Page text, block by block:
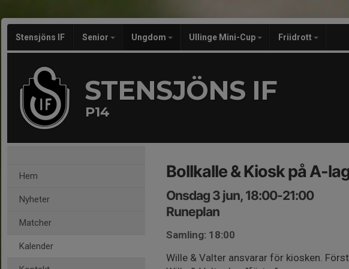
Stensjöns IF Senior Ungdom Ullinge Mini-Cup Friidrott
STENSJÖNS IF
P14
Hem
Nyheter
Matcher
Kalender
Bollkalle & Kiosk på A-
Onsdag 3 jun, 18:00-21:00
Runeplan
Samling: 18:00
Wille & Valter ansvarar för kiosken.